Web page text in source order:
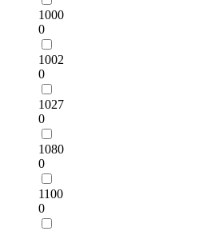
1000
0
1002
0
1027
0
1080
0
1100
0